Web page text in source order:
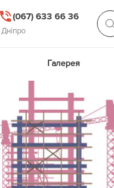
(067) 633 66 36
Дніпро
Галерея